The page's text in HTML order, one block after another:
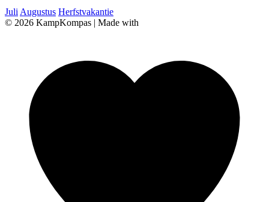
Juli Augustus Herfstvakantie
© 2026 KampKompas | Made with